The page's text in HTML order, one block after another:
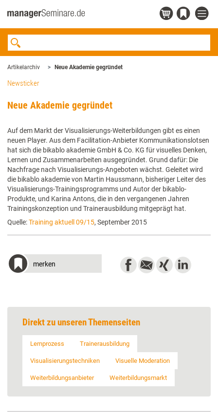
Artikelarchiv Neue Akademie gegründet
Newsticker
Neue Akademie gegründet
Auf dem Markt der Visualisierungs-Weiterbildungen gibt es einen
neuen Player. Aus dem Facilitation-Anbieter Kommunikationslotsen
hat sich die bikablo akademie GmbH & Co. KG für visuelles Denken,
Lernen und Zusammenarbeiten ausgegründet. Grund dafür: Die
Nachfrage nach Visualisierungs-Angeboten wächst. Geleitet wird
die bikablo akademie von Martin Haussmann, bisheriger Leiter des
Visualisierungs-Trainingsprogramms und Autor der bikablo-
Produkte, und Karina Antons, die in den vergangenen Jahren
Trainingskonzeption und Trainerausbildung mitgeprägt hat.
Quelle:Training aktuell 09/15, September 2015
merken
Direkt zu unseren Themenseiten
Lernprozess Trainerausbildung
Visualisierungstechniken Visuelle Moderation
Weiterbildungsanbieter Weiterbildungsmarkt